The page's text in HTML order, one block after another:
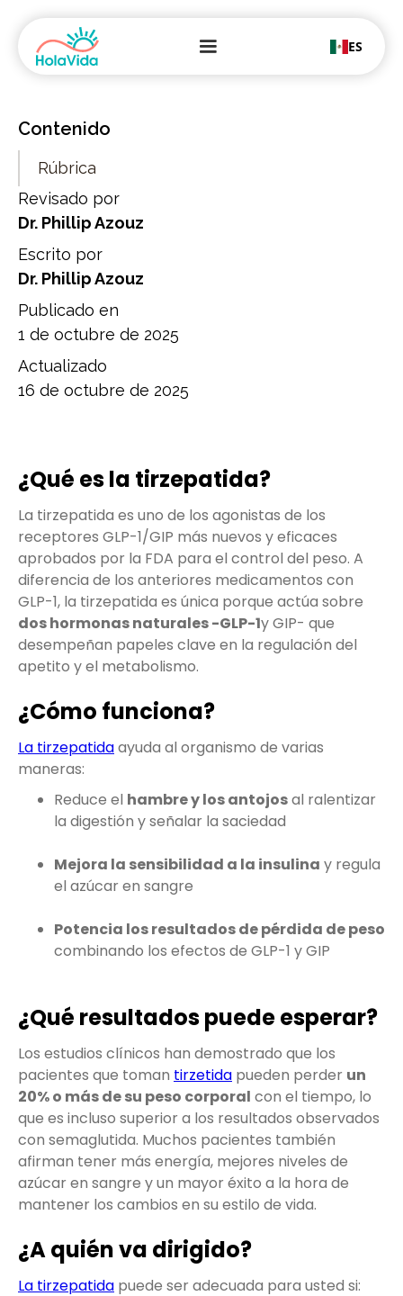
ES
Contenido
Rúbrica
Revisado por
Dr. Phillip Azouz
Escrito por
Dr. Phillip Azouz
Publicado en
1 de octubre de 2025
Actualizado
16 de octubre de 2025
¿Qué es la tirzepatida?
La tirzepatida es uno de los agonistas de los
receptores GLP-1/GIP más nuevos y eficaces
aprobados por la FDA para el control del peso. A
diferencia de los anteriores medicamentos con
GLP-1, la tirzepatida es única porque actúa sobre
dos hormonas naturales -GLP-1y GIP- que
desempeñan papeles clave en la regulación del
apetito y el metabolismo.
¿Cómo funciona?
La tirzepatidaayuda al organismo de varias
maneras:
Reduce el hambre y los antojosal ralentizar
la digestión y señalar la saciedad
Mejora la sensibilidad a la insulina y regula
el azúcar en sangre
Potencia los resultados de pérdida de peso
combinando los efectos de GLP-1 y GIP
¿Qué resultados puede esperar?
Los estudios clínicos han demostrado que los
pacientes que toman tirzetida pueden perder un
20% o más de su peso corporal con el tiempo, lo
que es incluso superior a los resultados observados
con semaglutida. Muchos pacientes también
afirman tener más energía, mejores niveles de
azúcar en sangre y un mayor éxito a la hora de
mantener los cambios en su estilo de vida.
¿A quién va dirigido?
La tirzepatida puede ser adecuada para usted si: